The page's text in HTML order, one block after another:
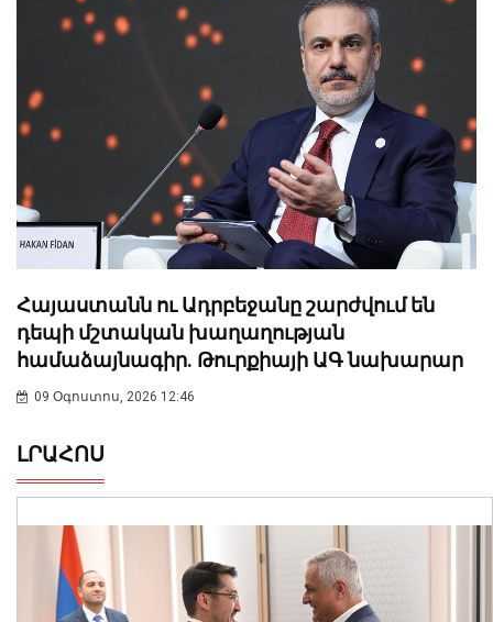
Հայաստանն ու Ադրբեջանը շարժվում են
դեպի մշտական խաղաղության
համաձայնագիր. Թուրքիայի ԱԳ նախարար
09 Օգոստոս, 2026 12:46
ԼՐԱՀՈՍ